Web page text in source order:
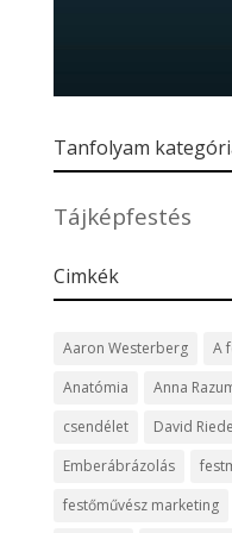
Tanfolyam
Tájképfestés
Cimkék
Aaron Westerberg A
Anatómia
Anna
csendélet
David
Emberábrázolás
festőművész marketing